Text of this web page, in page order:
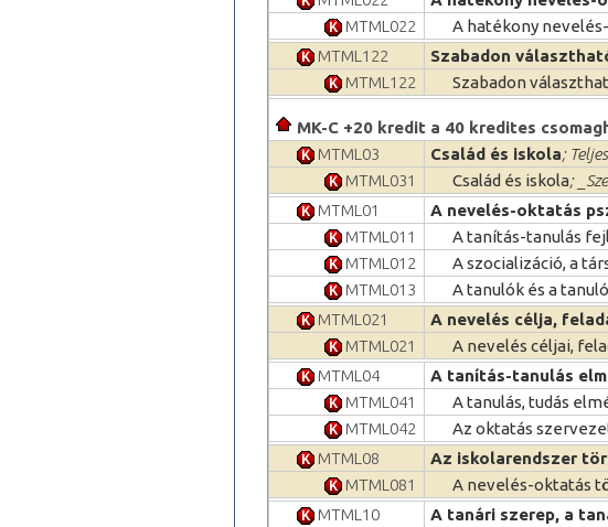
MTML022
A hatékony
MTML122
Szabadon
MTML122
Szabadon
MK-C +20 kredit a 40 kredites
MTML03
Család és iskola;
MTML031
Család és iskola;
MTML01
A nevelés-oktatás
MTML011
A tanítás-tanulás
MTML012
A szocializáció, a
MTML013
A tanulók és a
MTML021
A nevelés célja,
MTML021
A nevelés céljai,
MTML04
A tanítás-tanulás
MTML041
A tanulás, tudás
MTML042
Az oktatás
MTML08
Az iskolarendszer
MTML081
A nevelés-oktatás
MTML10
A tanári szerep, a